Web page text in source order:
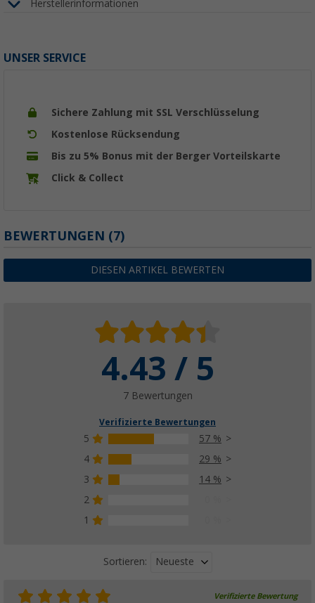
Herstellerinformationen
UNSER SERVICE
Sichere Zahlung mit SSL Verschlüsselung
Kostenlose Rücksendung
Bis zu 5% Bonus mit der Berger Vorteilskarte
Click & Collect
BEWERTUNGEN (7)
DIESEN ARTIKEL BEWERTEN
4.43 / 5
7 Bewertungen
Verifizierte Bewertungen
5
57 %
4
29 %
3
14 %
2
1
Sortieren: Neueste
Verifizierte Bewertung